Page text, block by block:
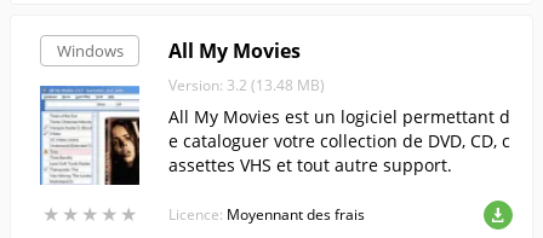
Windows
★ ★ ★ ★ ★
★ ★ ★ ★ ★
All My Movies
Version: 3.2 (13.48 MB)
All My Movies est un logiciel permettant d
e cataloguer votre collection de DVD, CD, c
assettes VHS et tout autre support.
Licence: Moyennant des frais